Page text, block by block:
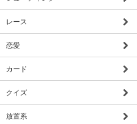
レース
恋愛
カード
クイズ
放置系